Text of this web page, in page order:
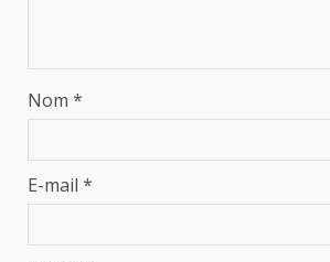
Nom *
E-mail *